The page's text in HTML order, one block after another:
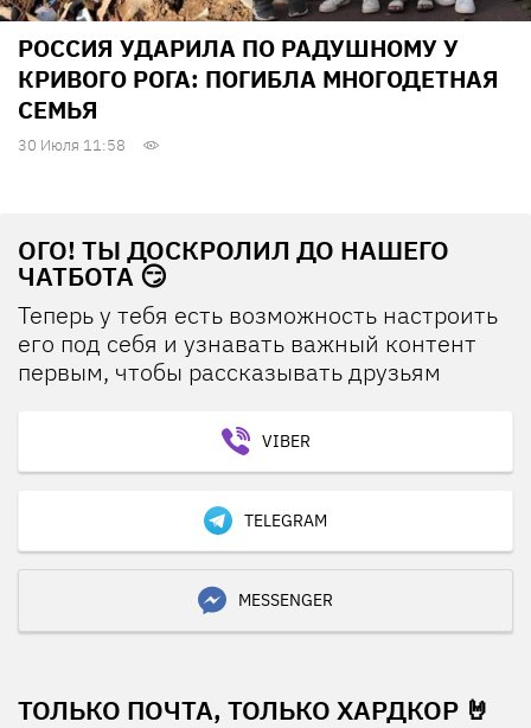
РОССИЯ УДАРИЛА ПО РАДУШНОМУ У
КРИВОГО РОГА: ПОГИБЛА МНОГОДЕТНАЯ
СЕМЬЯ
30 Июля 11:58
ОГО! ТЫ ДОСКРОЛИЛ ДО НАШЕГО
ЧАТБОТА 😏
Теперь у тебя есть возможность настроить
его под себя и узнавать важный контент
первым, чтобы рассказывать друзьям
VIBER
TELEGRAM
MESSENGER
ТОЛЬКО ПОЧТА, ТОЛЬКО ХАРДКОР 🤘